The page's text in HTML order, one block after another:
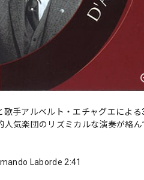
手アルベルト・エチャグエによ
気楽団のリズミカルな演奏が絡ん
Laborde 2:41